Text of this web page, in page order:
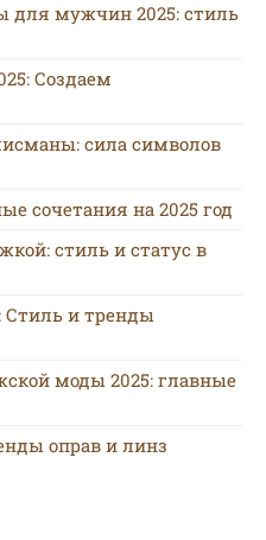
для мужчин 2025: стиль
Создаем
сила символов
сочетания на 2025 год
стиль и статус в
Стиль и тренды
моды 2025: главные
оправ и линз